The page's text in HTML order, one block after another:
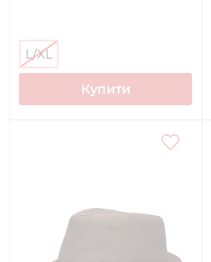
L/XL
Купити